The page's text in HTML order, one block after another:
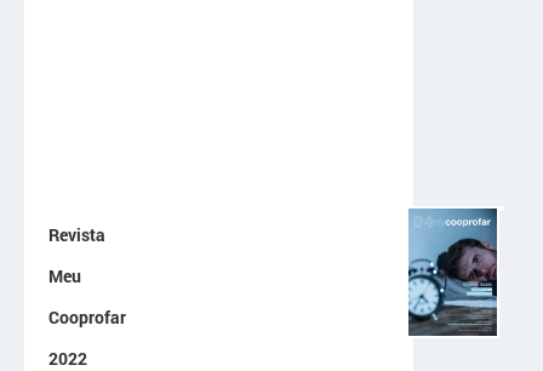
Revista
Meu
Cooprofar
2022